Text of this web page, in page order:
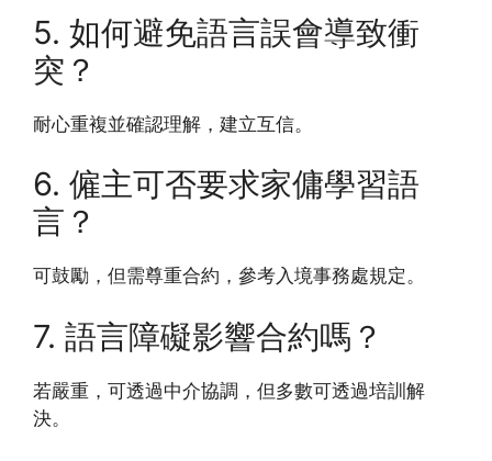
5. 如何避免語言誤會導致衝
突？
耐心重複並確認理解，建立互信。
6. 僱主可否要求家傭學習語
言？
可鼓勵，但需尊重合約，參考入境事務處規定。
7. 語言障礙影響合約嗎？
若嚴重，可透過中介協調，但多數可透過培訓解
決。